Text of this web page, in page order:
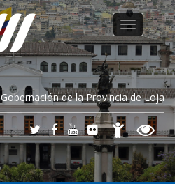
Gobernación de la Provincia de Loja
Toggle
navigation